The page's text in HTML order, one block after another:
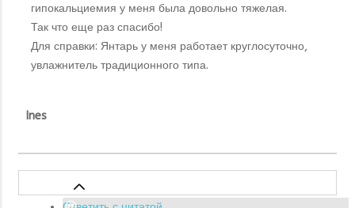
гипокальциемия у меня была довольно тяжелая.
Так что еще раз спасибо!
Для справки: Янтарь у меня работает круглосуточно,
увлажнитель традиционного типа.
Ines